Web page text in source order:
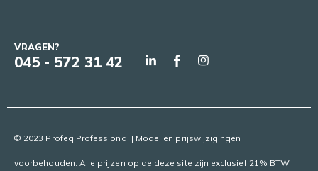
VRAGEN?
045 - 572 31 42
© 2023 Profeq Professional | Model en prijswijzigingen
voorbehouden. Alle prijzen op de deze site zijn exclusief 21% BTW.